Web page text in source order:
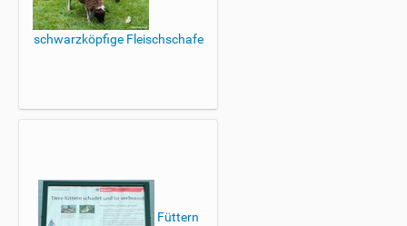
schwarzköpfige Fleischschafe
Füttern